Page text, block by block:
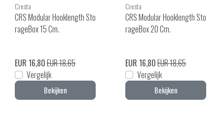
Cresta
CRS Modular Hooklength Sto
rageBox 15 Cm.
EUR 16,80EUR 18,65
Vergelijk
Bekijken
Cresta
CRS Modular Hooklength Sto
rageBox 20 Cm.
EUR 16,80EUR 18,65
Vergelijk
Bekijken